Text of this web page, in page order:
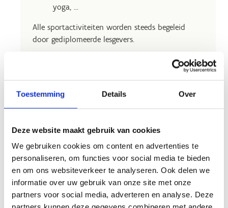
Toestemming Details Over
Deze website maakt gebruik van cookies
We gebruiken cookies om content en advertenties te
personaliseren, om functies voor social media te bieden
en om ons websiteverkeer te analyseren. Ook delen we
informatie over uw gebruik van onze site met onze
partners voor social media, adverteren en analyse. Deze
yoga, …
Alle sportactiviteiten worden steeds begeleid
door gediplomeerde lesgevers.
Zuiderbad.
Ook vergaderingen op verschillende locaties en
overnachtingen zijn mogelijk.